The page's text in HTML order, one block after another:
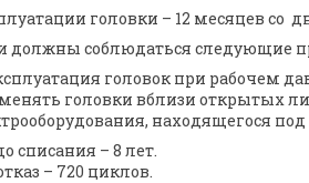
головки – 12 месяцев со
должны соблюдаться следующие
головок при рабочем
головки вблизи открытых
находящегося
списания – 8 лет.
– 720 циклов.